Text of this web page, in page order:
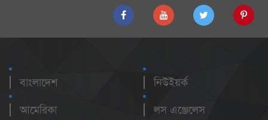
বাংলাদেশ
আমেরিকা
নিউইয়র্ক
লস এঞ্জেলেস